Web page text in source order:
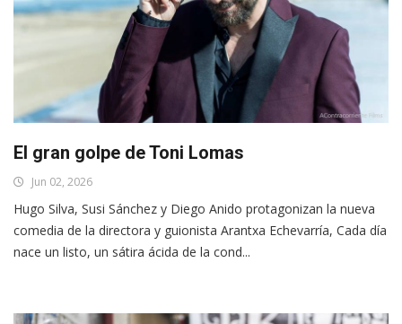
El gran golpe de Toni Lomas
Jun 02, 2026
Hugo Silva, Susi Sánchez y Diego Anido protagonizan la nueva
comedia de la directora y guionista Arantxa Echevarría, Cada día
nace un listo, un sátira ácida de la cond...